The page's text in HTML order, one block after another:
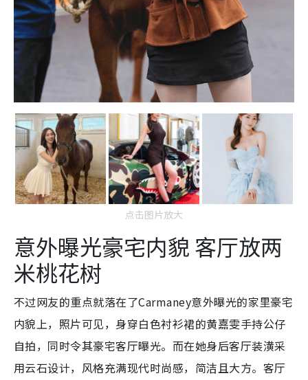
点击图片放大
意外曝光豪宅内貌 客厅放两
米桃花树
不过网友的重点就落在了Carmaney意外曝光的家里豪宅
内貌上，照片可见，身穿白色衬衫裙的黄嘉雯手持公仔
自拍，同时令其豪宅客厅曝光。而在她身后客厅装潢采
用云石设计，风格充满现代时尚感，简洁且大方。客厅